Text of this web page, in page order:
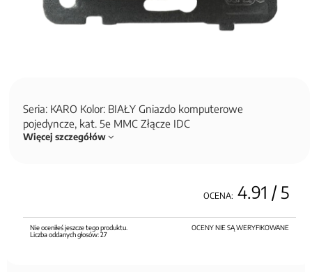
Seria: KARO Kolor: BIAŁY Gniazdo komputerowe
pojedyncze, kat. 5e MMC Złącze IDC
Więcej szczegółów
OCENA: 4.91 / 5
OCENY NIE SĄ WERYFIKOWANE
Nie oceniłeś jeszcze tego produktu.
Liczba oddanych głosów:27